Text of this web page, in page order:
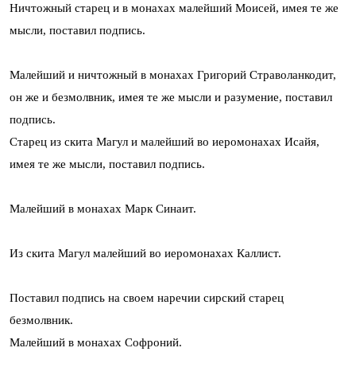
Ничтожный старец и в монахах малейший Моисей, имея те же
мысли, поставил подпись.
Малейший и ничтожный в монахах Григорий Страволанкодит,
он же и безмолвник, имея те же мысли и разумение, поставил
подпись.
Старец из скита Магул и малейший во иеромонахах Исайя,
имея те же мысли, поставил подпись.
Малейший в монахах Марк Синаит.
Из скита Магул малейший во иеромонахах Каллист.
Поставил подпись на своем наречии сирский старец
безмолвник.
Малейший в монахах Софроний.